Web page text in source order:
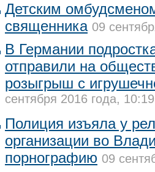
Детским
священника 09
В Германии
отправили на
розыгрыш с
сентября 2016 года, 10:19
Полиция изъяла у
организации во
порнографию 09